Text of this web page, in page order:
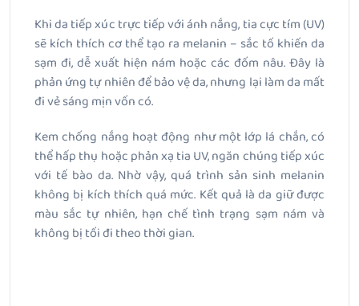
Khi da tiếp xúc trực tiếp với ánh nắng, tia cực tím (UV)
sẽ kích thích cơ thể tạo ra melanin – sắc tố khiến da
sạm đi, dễ xuất hiện nám hoặc các đốm nâu. Đây là
phản ứng tự nhiên để bảo vệ da, nhưng lại làm da mất
đi vẻ sáng mịn vốn có.
Kem chống nắng hoạt động như một lớp lá chắn, có
thể hấp thụ hoặc phản xạ tia UV, ngăn chúng tiếp xúc
với tế bào da. Nhờ vậy, quá trình sản sinh melanin
không bị kích thích quá mức. Kết quả là da giữ được
màu sắc tự nhiên, hạn chế tình trạng sạm nám và
không bị tối đi theo thời gian.